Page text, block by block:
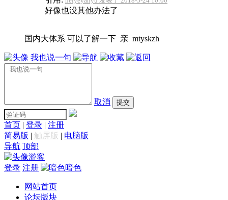
好像也没其他办法了
国内大体系 可以了解一下 亲 mtyskzh
我也说一句
取消 提交
首页 | 登录 | 注册
简易版 | 触屏版 | 电脑版
导航 顶部
游客
登录 注册 暗色
网站首页
论坛版块